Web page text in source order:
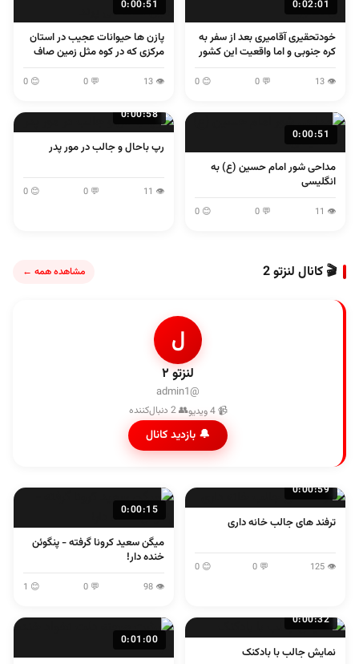
0:02:01
خودتحقیری آقامیری بعد از سفر به
کره جنوبی و اما واقعیت این کشور
👁 13
💬 0
😊 0
0:00:51
پازن ها حیوانات عجیب در استان
مرکزی که در کوه مثل زمین صاف
👁 13
💬 0
😊 0
0:00:51
مداحی شور امام حسین (ع) به
انگلیسی
👁 11
💬 0
😊 0
0:00:58
رپ باحال و جالب در مور پدر
👁 11
💬 0
😊 0
🎬 کانال لنزتو 2 مشاهده همه ←
ل
لنزتو ۲
@admin1
📹 4 ویدیو 👥 2 دنبال‌کننده
🔔 بازدید کانال
0:00:59
ترفند های جالب خانه داری
👁 125
💬 0
😊 0
0:00:15
میگن سعید کرونا گرفته - پنگوئن
خنده دار!
👁 98
💬 0
😊 1
0:00:32
نمایش جالب با بادکنک
0:01:00